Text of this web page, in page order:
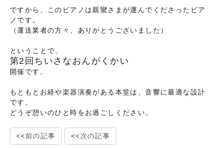
ですから、このピアノは親鸞さまが運んでくださったピア
ノです。
（運送業者の方々、ありがとうございました）
ということで、
第2回ちいさなおんがくかい
開催です。
もともとお経や楽器演奏がある本堂は、音響に最適な設計
です。
どうぞ憩いのひと時をお過ごしください。
前の記事 次の記事